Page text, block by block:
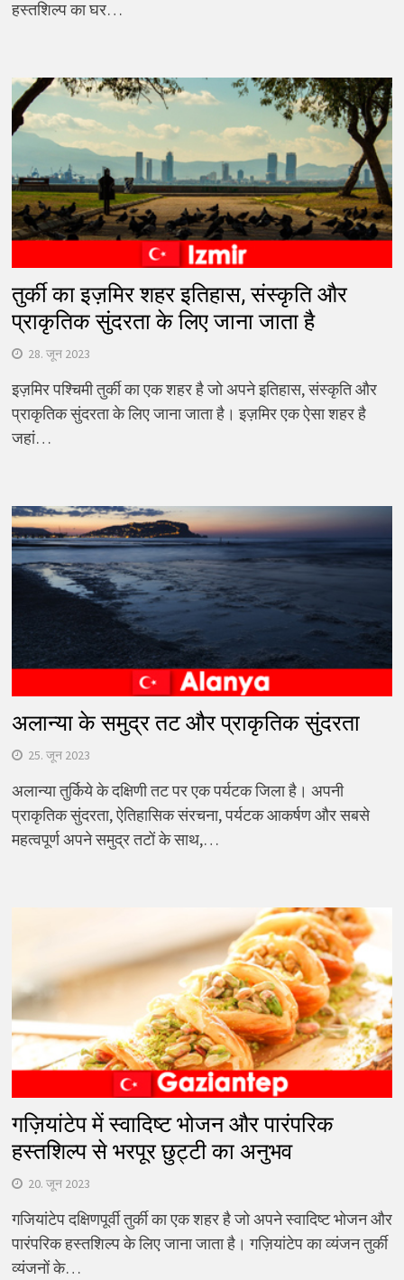
हस्तशिल्प का घर…
तुर्की का इज़मिर शहर इतिहास, संस्कृति और
प्राकृतिक सुंदरता के लिए जाना जाता है
28. जून 2023
इज़मिर पश्चिमी तुर्की का एक शहर है जो अपने इतिहास, संस्कृति और
प्राकृतिक सुंदरता के लिए जाना जाता है। इज़मिर एक ऐसा शहर है
जहां…
अलान्या के समुद्र तट और प्राकृतिक सुंदरता
25. जून 2023
अलान्या तुर्किये के दक्षिणी तट पर एक पर्यटक जिला है। अपनी
प्राकृतिक सुंदरता, ऐतिहासिक संरचना, पर्यटक आकर्षण और सबसे
महत्वपूर्ण अपने समुद्र तटों के साथ,…
गज़ियांटेप में स्वादिष्ट भोजन और पारंपरिक
हस्तशिल्प से भरपूर छुट्टी का अनुभव
20. जून 2023
गजियांटेप दक्षिणपूर्वी तुर्की का एक शहर है जो अपने स्वादिष्ट भोजन और
पारंपरिक हस्तशिल्प के लिए जाना जाता है। गज़ियांटेप का व्यंजन तुर्की
व्यंजनों के…